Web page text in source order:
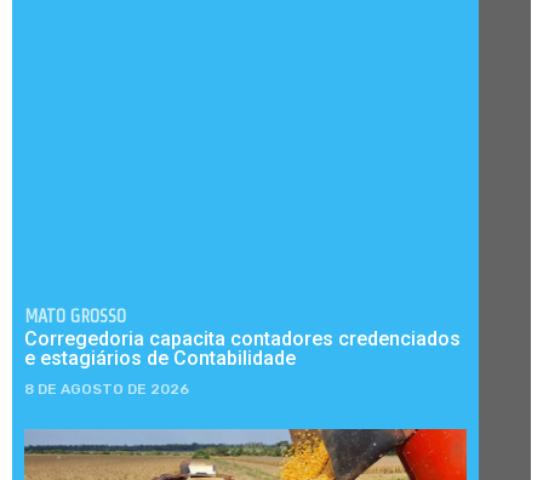
MATO GROSSO
Corregedoria capacita contadores credenciados
e estagiários de Contabilidade
8 DE AGOSTO DE 2026